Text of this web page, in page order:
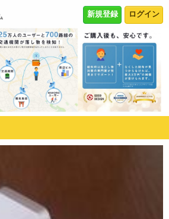
ログイン
新規登録